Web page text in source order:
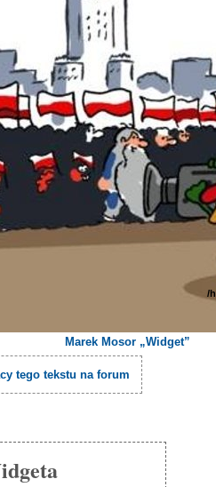
Marek Mosor „Widget”
tego tekstu na forum
/